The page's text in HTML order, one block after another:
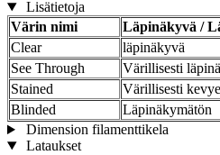
Lisätietoja
Värin nimi
Läpinäkyvä /
Clear
läpinäkyvä
See Through
Värillisesti
Stained
Värillisesti
Blinded
Läpinäkymätön
Dimension filamenttikela
Lataukset